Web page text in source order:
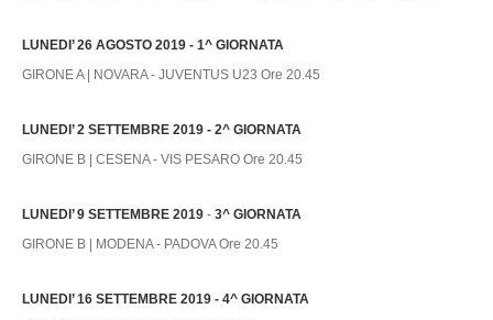
LUNEDI’ 26 AGOSTO 2019 - 1^ GIORNATA
GIRONE A | NOVARA - JUVENTUS U23 Ore 20.45
LUNEDI’ 2 SETTEMBRE 2019 - 2^ GIORNATA
GIRONE B | CESENA - VIS PESARO Ore 20.45
LUNEDI’ 9 SETTEMBRE 2019 - 3^ GIORNATA
GIRONE B | MODENA - PADOVA Ore 20.45
LUNEDI’ 16 SETTEMBRE 2019 - 4^ GIORNATA